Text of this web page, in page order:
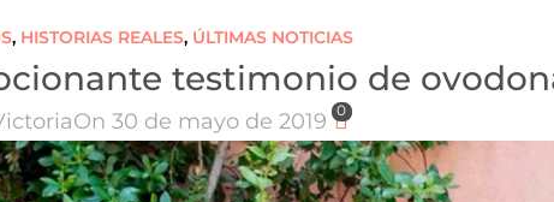
, HISTORIAS REALES, ÚLTIMAS NOTICIAS
testimonio de
On 30 de mayo de 2019 0